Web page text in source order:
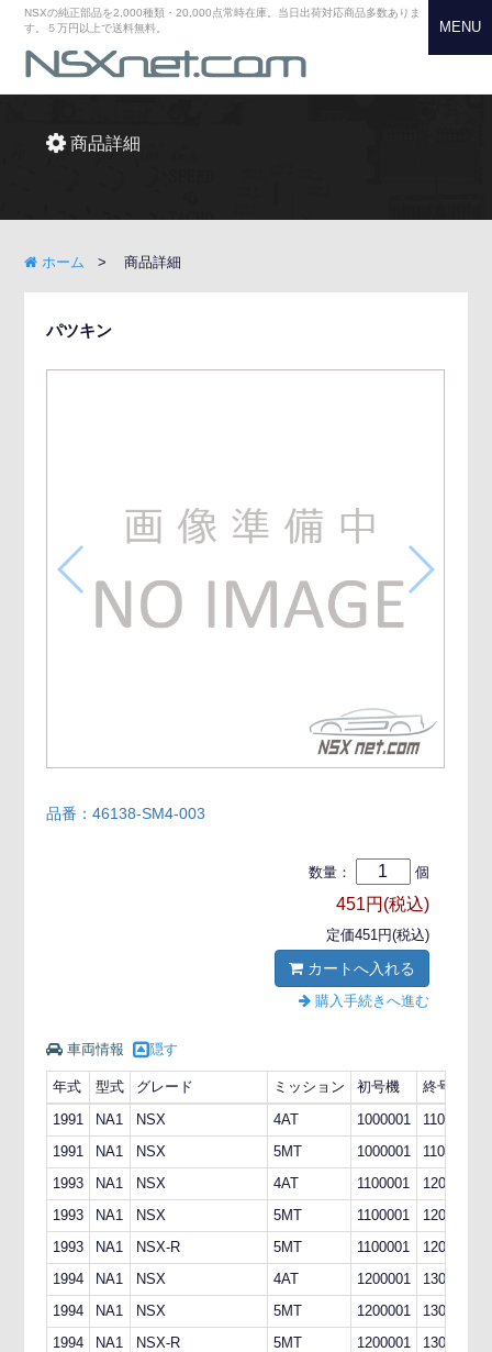
NSXの純正部品を2,000種類・20,000点常時在庫。当日出荷対応商品多数ありま
す。５万円以上で送料無料。
MENU
商品詳細
ホーム 商品詳細
パツキン
品番：46138-SM4-003
数量： 個
451円(税込)
定価451円(税込)
カートへ入れる
購入手続きへ進む
車両情報 隠す
年式 型式 グレード ミッション 初号機
終号機
1991
NA1 NSX 4AT 1000001
1100000
1991
NA1 NSX 5MT 1000001
1100000
1993
NA1 NSX 4AT 1100001
1200000
1993
NA1 NSX 5MT 1100001
1200000
1993
NA1 NSX-R 5MT 1100001
1200000
1994
NA1 NSX 4AT 1200001
1300000
1994
NA1 NSX 5MT 1200001
1300000
1994
NA1 NSX-R 5MT 1200001
1300000